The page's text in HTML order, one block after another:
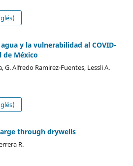
y la vulnerabilidad al COVID-
de México
Alfredo Ramirez-Fuentes, Lessli A.
through drywells
R.